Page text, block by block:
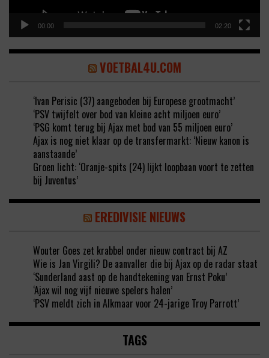
00:00 02:20
VOETBAL4U.COM
‘Ivan Perisic (37) aangeboden bij Europese grootmacht’
‘PSV twijfelt over bod van kleine acht miljoen euro’
‘PSG komt terug bij Ajax met bod van 55 miljoen euro’
Ajax is nog niet klaar op de transfermarkt: ‘Nieuw kanon is
aanstaande’
Groen licht: ‘Oranje-spits (24) lijkt loopbaan voort te zetten
bij Juventus’
EREDIVISIE NIEUWS
Wouter Goes zet krabbel onder nieuw contract bij AZ
Wie is Jan Virgili? De aanvaller die bij Ajax op de radar staat
‘Sunderland aast op de handtekening van Ernst Poku’
‘Ajax wil nog vijf nieuwe spelers halen’
‘PSV meldt zich in Alkmaar voor 24-jarige Troy Parrott’
TAGS